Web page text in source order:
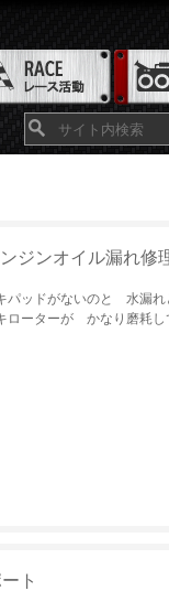
ンオイル漏れ修
パッドがないのと 水
ローターが かなり磨耗
ト